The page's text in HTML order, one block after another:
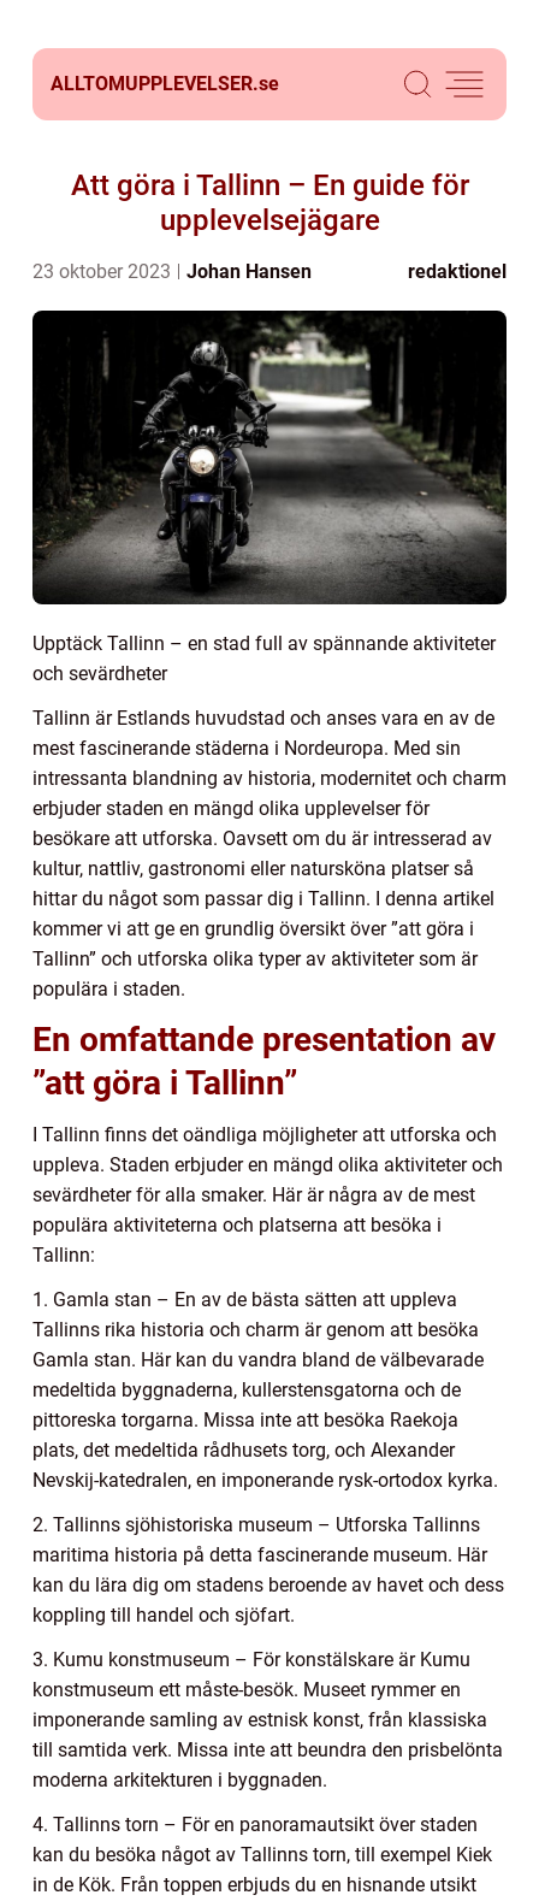
ALLTOMUPPLEVELSER.se
Att göra i Tallinn – En guide för
upplevelsejägare
23 oktober 2023 Johan Hansen redaktionel
Upptäck Tallinn – en stad full av spännande aktiviteter
och sevärdheter
Tallinn är Estlands huvudstad och anses vara en av de
mest fascinerande städerna i Nordeuropa. Med sin
intressanta blandning av historia, modernitet och charm
erbjuder staden en mängd olika upplevelser för
besökare att utforska. Oavsett om du är intresserad av
kultur, nattliv, gastronomi eller natursköna platser så
hittar du något som passar dig i Tallinn. I denna artikel
kommer vi att ge en grundlig översikt över ”att göra i
Tallinn” och utforska olika typer av aktiviteter som är
populära i staden.
En omfattande presentation av
”att göra i Tallinn”
I Tallinn finns det oändliga möjligheter att utforska och
uppleva. Staden erbjuder en mängd olika aktiviteter och
sevärdheter för alla smaker. Här är några av de mest
populära aktiviteterna och platserna att besöka i
Tallinn:
1. Gamla stan – En av de bästa sätten att uppleva
Tallinns rika historia och charm är genom att besöka
Gamla stan. Här kan du vandra bland de välbevarade
medeltida byggnaderna, kullerstensgatorna och de
pittoreska torgarna. Missa inte att besöka Raekoja
plats, det medeltida rådhusets torg, och Alexander
Nevskij-katedralen, en imponerande rysk-ortodox kyrka.
2. Tallinns sjöhistoriska museum – Utforska Tallinns
maritima historia på detta fascinerande museum. Här
kan du lära dig om stadens beroende av havet och dess
koppling till handel och sjöfart.
3. Kumu konstmuseum – För konstälskare är Kumu
konstmuseum ett måste-besök. Museet rymmer en
imponerande samling av estnisk konst, från klassiska
till samtida verk. Missa inte att beundra den prisbelönta
moderna arkitekturen i byggnaden.
4. Tallinns torn – För en panoramautsikt över staden
kan du besöka något av Tallinns torn, till exempel Kiek
in de Kök. Från toppen erbjuds du en hisnande utsikt